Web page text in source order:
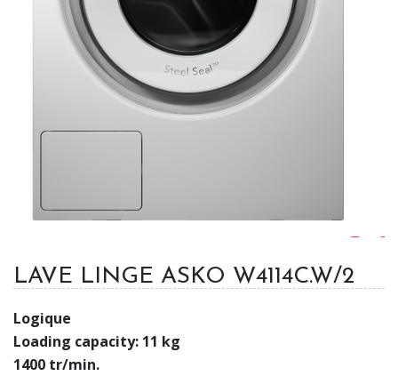
LAVE LINGE ASKO W4114C.W/2
Logique
Loading capacity: 11 kg
1400 tr/min.